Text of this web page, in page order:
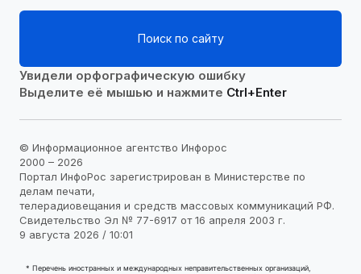
Поиск по сайту
Увидели орфографическую ошибку
Выделите её мышью и нажмите Ctrl+Enter
© Информационное агентство Инфорос
2000 – 2026
Портал ИнфоРос зарегистрирован в Министерстве по
делам печати,
телерадиовещания и средств массовых коммуникаций РФ.
Свидетельство Эл № 77-6917 от 16 апреля 2003 г.
9 августа 2026 / 10:01